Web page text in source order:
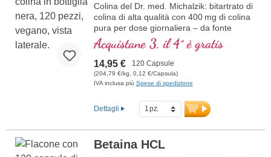
Colina del Dr. med. Michalzik: bitartrato di
colina di alta qualità con 400 mg di colina
pura per dose giornaliera – da fonte
naturale e completamente priva di additivi,
100 % vegana e ipoallergenica. La colina
è una sostanza simile alle vitamine ed è
una parte importante del fabbisogno
nutritivo naturale. Capsule altamente
da medici e prodotte in Germania – con
purezza testata in laboratorio e
Acquistane 3, il 4° è gratis
14,95 € 120 Capsule
(204,79 €/kg, 0,12 €/Capsula)
IVA inclusa più Spese di spedizione
Dettagli
Betaina HCL